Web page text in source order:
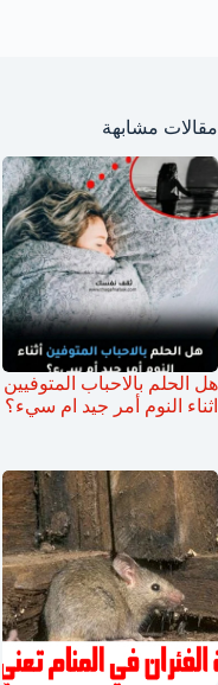
مقالات مشابهة
هل الحلم بالاحباب المتوفيين
اثناء النوم أمر جيد ام سيء؟